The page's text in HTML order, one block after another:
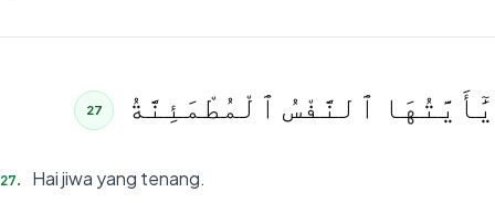
يَٰٓأَيَّتُهَا ٱلنَّفْسُ ٱلْمُطْمَئِنَّةُ 27
27. Hai jiwa yang tenang.